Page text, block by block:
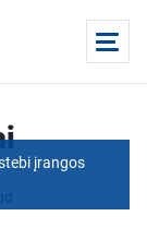
įrangos